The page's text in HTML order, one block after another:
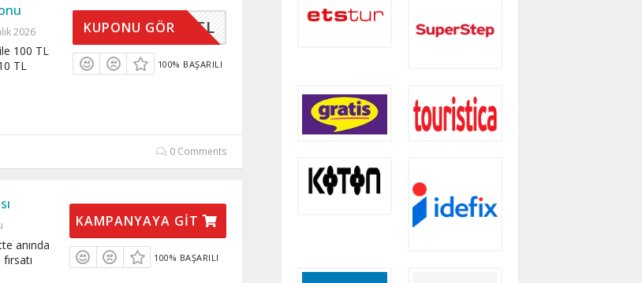
2026
100 TL
TL
EPET10TL
KUPONU GÖR
100% BAŞARILI
0 Comments
anında
KAMPANYAYA GIT
100% BAŞARILI